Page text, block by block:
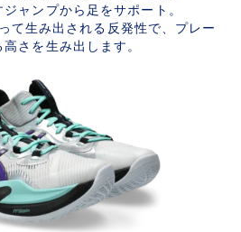
ャンプから足をサポート。
て生み出される反発性で、プレー
高さを生み出します。